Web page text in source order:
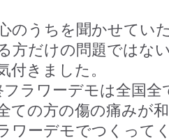
のうちを聞かせてい
方だけの問題ではな
付きました。
フラワーデモは全国
ての方の傷の痛みが
ワーデモでつくって